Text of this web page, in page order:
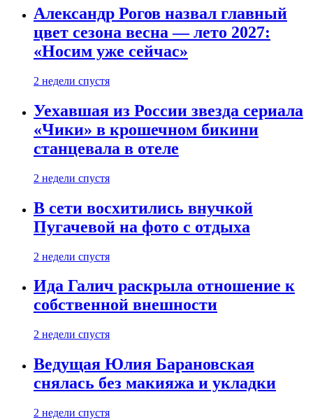
Александр Рогов назвал главный
цвет сезона весна — лето 2027:
«Носим уже сейчас»
2 недели спустя
Уехавшая из России звезда сериала
«Чики» в крошечном бикини
станцевала в отеле
2 недели спустя
В сети восхитились внучкой
Пугачевой на фото с отдыха
2 недели спустя
Ида Галич раскрыла отношение к
собственной внешности
2 недели спустя
Ведущая Юлия Барановская
снялась без макияжа и укладки
2 недели спустя